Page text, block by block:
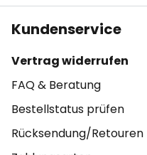
Kundenservice
Vertrag widerrufen
FAQ & Beratung
Bestellstatus prüfen
Rücksendung/Retouren